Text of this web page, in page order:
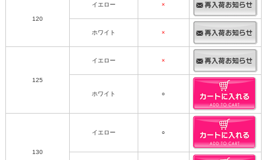
120
イエロー ×
ホワイト ×
125
イエロー ×
ホワイト ○
130
イエロー ○